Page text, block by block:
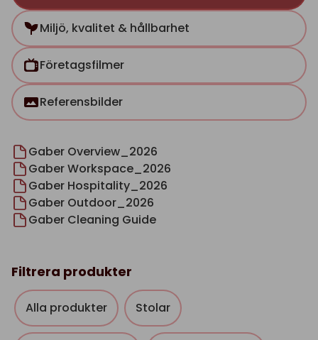
Miljö, kvalitet & hållbarhet
Företagsfilmer
Referensbilder
Gaber Overview_2026
Gaber Workspace_2026
Gaber Hospitality_2026
Gaber Outdoor_2026
Gaber Cleaning Guide
Filtrera produkter
Alla produkter Stolar